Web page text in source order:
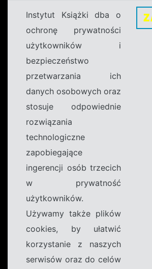
Instytut Książki dba o
ochronę prywatności
użytkowników i
bezpieczeństwo
przetwarzania ich
danych osobowych oraz
stosuje odpowiednie
rozwiązania
technologiczne
zapobiegające
ingerencji osób trzecich
w prywatność
użytkowników.
Używamy także plików
cookies, by ułatwić
korzystanie z naszych
serwisów oraz do celów